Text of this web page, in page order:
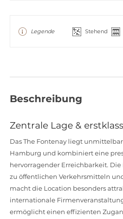
Legende Stehend
Beschreibung
Zentrale Lage &
Das The Fontenay liegt
Hamburg und kombiniert eine
hervorragender Erreichbarkeit.
zu öffentlichen Verkehrsmitteln
macht die Location besonders
internationale
ermöglicht einen effizienten